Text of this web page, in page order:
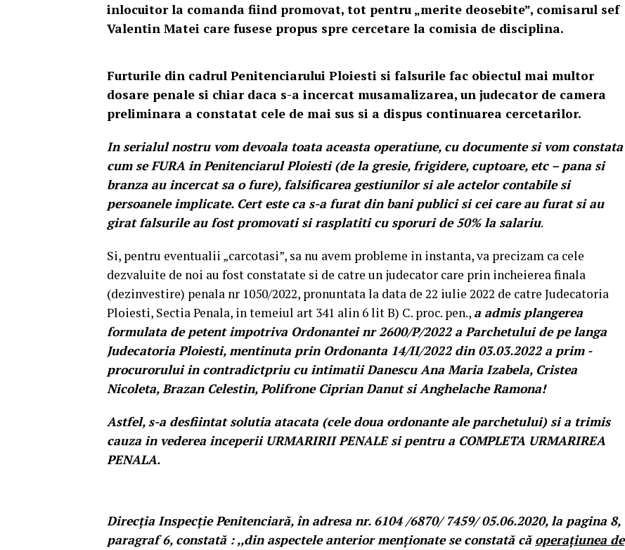
inlocuitor la comanda fiind promovat, tot pentru „merite deosebite”, comisarul sef
Valentin Matei care fusese propus spre cercetare la comisia de disciplina.
Furturile din cadrul Penitenciarului Ploiesti si falsurile fac obiectul mai multor
dosare penale si chiar daca s-a incercat musamalizarea, un judecator de camera
preliminara a constatat cele de mai sus si a dispus continuarea cercetarilor.
In serialul nostru vom devoala toata aceasta operatiune, cu documente si vom constata
cum se FURA in Penitenciarul Ploiesti (de la gresie, frigidere, cuptoare, etc – pana si
branza au incercat sa o fure), falsificarea gestiunilor si ale actelor contabile si
persoanele implicate. Cert este ca s-a furat din bani publici si cei care au furat si au
girat falsurile au fost promovati si rasplatiti cu sporuri de 50% la salariu.
Si, pentru eventualii „carcotasi”, sa nu avem probleme in instanta, va precizam ca cele
dezvaluite de noi au fost constatate si de catre un judecator care prin incheierea finala
(dezinvestire) penala nr 1050/2022, pronuntata la data de 22 iulie 2022 de catre Judecatoria
Ploiesti, Sectia Penala, in temeiul art 341 alin 6 lit B) C. proc. pen., a admis plangerea
formulata de petent impotriva Ordonantei nr 2600/P/2022 a Parchetului de pe langa
Judecatoria Ploiesti, mentinuta prin Ordonanta 14/II/2022 din 03.03.2022 a prim -
procurorului in contradictpriu cu intimatii Danescu Ana Maria Izabela, Cristea
Nicoleta, Brazan Celestin, Polifrone Ciprian Danut si Anghelache Ramona!
Astfel, s-a desfiintat solutia atacata (cele doua ordonante ale parchetului) si a trimis
cauza in vederea inceperii URMARIRII PENALE si pentru a COMPLETA URMARIREA
PENALA.
Direcția Inspecție Penitenciară, în adresa nr. 6104 /6870/ 7459/ 05.06.2020, la pagina 8,
paragraf 6, constată : ,,din aspectele anterior menționate se constată că operațiunea de